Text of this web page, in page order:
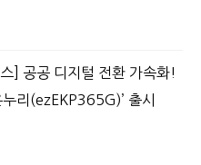
] 공공 디지털 전환 가속화!
누리(ezEKP365G)’ 출시